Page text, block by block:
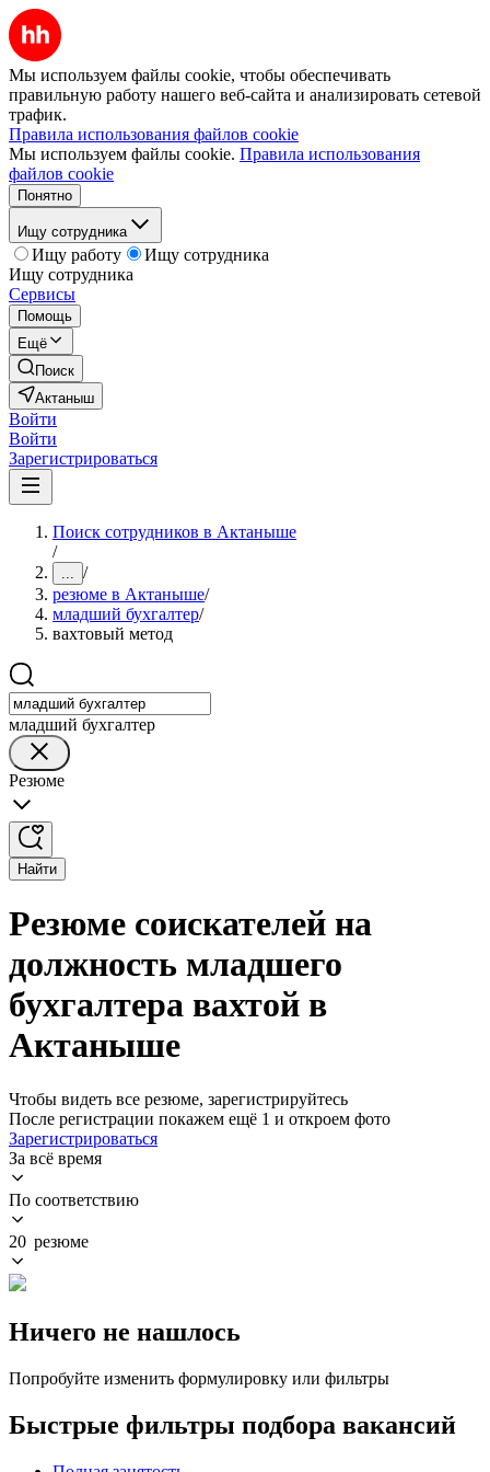
Мы используем файлы cookie, чтобы обеспечивать
правильную работу нашего веб-сайта и анализировать сетевой
трафик.
Правила использования файлов cookie
Мы используем файлы cookie. Правила использования
файлов cookie
Понятно
Ищу сотрудника
Ищу работу
Ищу сотрудника
Ищу сотрудника
Сервисы
Помощь
Ещё
Поиск
Актаныш
Войти
Войти
Зарегистрироваться
Поиск сотрудников в Актаныше
/
... /
резюме в Актаныше/
младший бухгалтер/
вахтовый метод
младший бухгалтер
Резюме
Найти
Резюме соискателей на
должность младшего
бухгалтера вахтой в
Актаныше
Чтобы видеть все резюме, зарегистрируйтесь
После регистрации покажем ещё 1 и откроем фото
Зарегистрироваться
За всё время
По соответствию
20 резюме
Ничего не нашлось
Попробуйте изменить формулировку или фильтры
Быстрые фильтры подбора вакансий